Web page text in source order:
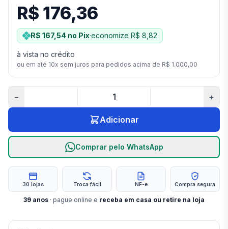
R$ 176,36
R$ 167,54 no Pix·economize R$ 8,82
à vista no crédito
ou em até 10x sem juros para pedidos acima de R$ 1.000,00
− +
Adicionar
Comprar pelo WhatsApp
30 lojas Troca fácil NF-e Compra segura
39 anos · pague online e receba em casa ou retire na loja